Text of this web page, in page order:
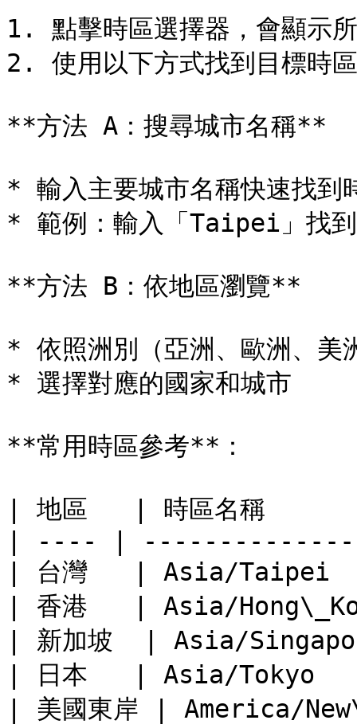
1. 點擊時區選擇器，會顯示
2. 使用以下方式找到目標時
**方法 A：搜尋城市名稱**
* 輸入主要城市名稱快速找到
* 範例：輸入「Taipei」找
**方法 B：依地區瀏覽**
* 依照洲別（亞洲、歐洲、美
* 選擇對應的國家和城市
**常用時區參考**：
| 地區   | 時區名稱
| ---- |
| 台灣   | Asia/
| 香港   | Asia/
| 新加坡  | Asia/
| 日本   | Asia/
| 美國東岸 | America/